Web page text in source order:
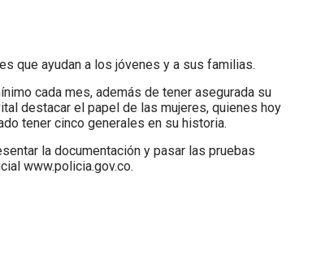
que ayudan a los jóvenes y a sus familias.
cada mes, además de tener asegurada su
destacar el papel de las mujeres, quienes hoy
tener cinco generales en su historia.
la documentación y pasar las pruebas
www.policia.gov.co.